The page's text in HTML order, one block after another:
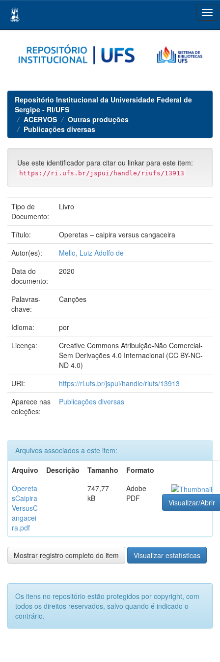
navigation
Repositório Institucional da Universidade Federal de
Sergipe - RI/UFS
ACERVOS
Outras produções
Publicações diversas
Use este identificador para citar ou linkar para este item:
https://ri.ufs.br/jspui/handle/riufs/13913
Tipo de
Documento:
Livro
Título:
Operetas – caipira versus cangaceira
Autor(es):
Mello, Luiz Adolfo de
Data do
documento:
2020
Palavras-
chave:
Canções
Idioma:
por
Licença:
Creative Commons Atribuição-Não Comercial-
Sem Derivações 4.0 Internacional (CC BY-NC-
ND 4.0)
URI:
https://ri.ufs.br/jspui/handle/riufs/13913
Aparece nas
coleções:
Publicações diversas
Arquivos associados a este item:
Arquivo
Descrição Tamanho
Formato
Opereta
sCaipira
VersusC
angacei
ra.pdf
747,77
kB
Adobe
PDF
Visualizar/Abrir
Mostrar registro completo do item Visualizar estatísticas
Os itens no repositório estão protegidos por copyright, com
todos os direitos reservados, salvo quando é indicado o
contrário.